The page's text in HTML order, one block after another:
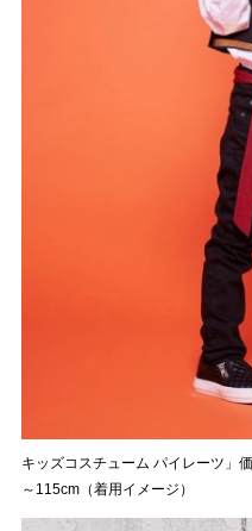
キッズコスチューム パイレーツ」
～115cm（着用イメージ）